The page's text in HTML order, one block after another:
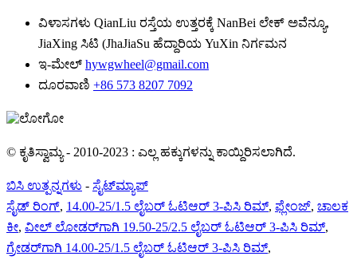
ವಿಳಾಸಗಳು QianLiu ರಸ್ತೆಯ ಉತ್ತರಕ್ಕೆ NanBei ಲೇಕ್ ಅವೆನ್ಯೂ,
JiaXing ಸಿಟಿ (JhaJiaSu ಹೆದ್ದಾರಿಯ YuXin ನಿರ್ಗಮನ
ಇ-ಮೇಲ್ hywgwheel@gmail.com
ದೂರವಾಣಿ +86 573 8207 7092
© ಕೃತಿಸ್ವಾಮ್ಯ - 2010-2023 : ಎಲ್ಲ ಹಕ್ಕುಗಳನ್ನು ಕಾಯ್ದಿರಿಸಲಾಗಿದೆ.
ಬಿಸಿ ಉತ್ಪನ್ನಗಳು - ಸೈಟ್‌ಮ್ಯಾಪ್
ಸೈಡ್ ರಿಂಗ್, 14.00-25/1.5 ಲೈಬರ್ ಓಟಿಆರ್ 3-ಪಿಸಿ ರಿಮ್, ಫ್ಲೇಂಜ್, ಚಾಲಕ
ಕೀ, ವೀಲ್ ಲೋಡರ್‌ಗಾಗಿ 19.50-25/2.5 ಲೈಬರ್ ಓಟಿಆರ್ 3-ಪಿಸಿ ರಿಮ್,
ಗ್ರೇಡರ್‌ಗಾಗಿ 14.00-25/1.5 ಲೈಬರ್ ಓಟಿಆರ್ 3-ಪಿಸಿ ರಿಮ್,